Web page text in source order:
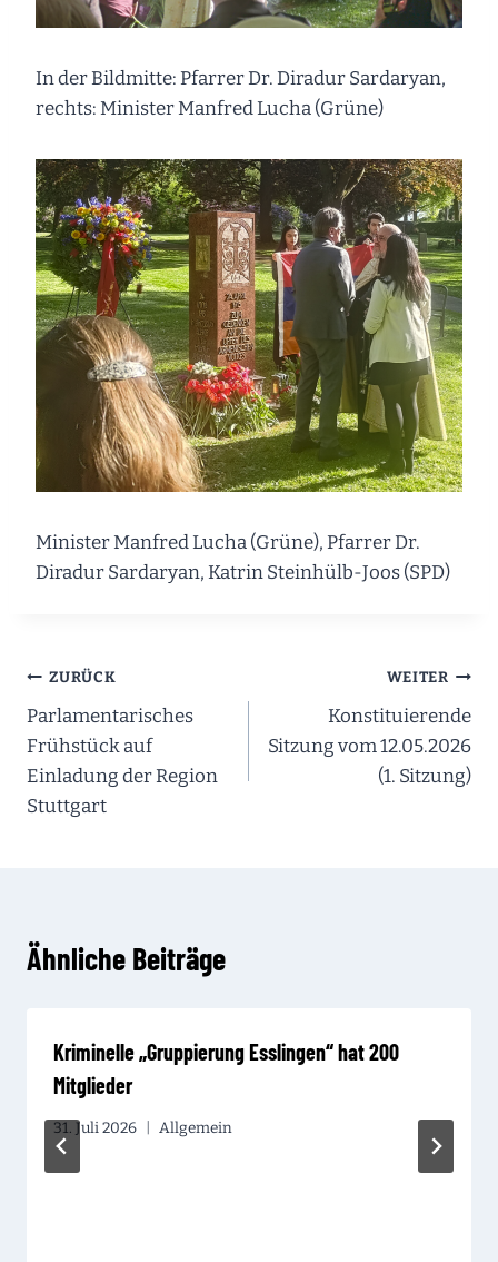
In der Bildmitte: Pfarrer Dr. Diradur Sardaryan,
rechts: Minister Manfred Lucha (Grüne)
Minister Manfred Lucha (Grüne), Pfarrer Dr.
Diradur Sardaryan, Katrin Steinhülb-Joos (SPD)
Beitragsnavigation
ZURÜCK
Parlamentarisches
Frühstück auf
Einladung der Region
Stuttgart
WEITER
Konstituierende
Sitzung vom 12.05.2026
(1. Sitzung)
Ähnliche Beiträge
Kriminelle „Gruppierung Esslingen“ hat 200
Mitglieder
31. Juli 2026 Allgemein